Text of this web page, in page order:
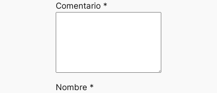
Comentario *
Nombre *